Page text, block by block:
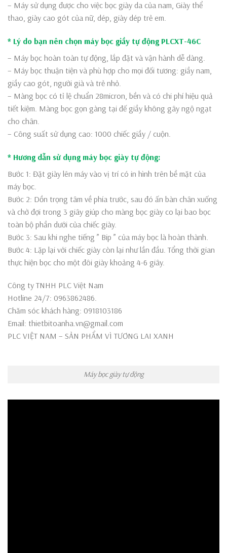
– Máy sử dụng được cho việc bọc giày da của nam, Giày thể
thao, giày cao gót của nữ, dép, giày dép trẻ em.
* Lý do bạn nên chọn máy bọc giầy tự động PLCXT-46C
– Máy bọc hoàn toàn tự động, lắp đặt và vận hành dễ dàng.
– Máy bọc thuận tiện và phù hợp cho mọi đối tương: giầy nam,
giầy cao gót, người già và trẻ nhỏ.
– Màng bọc có tỉ lệ chuẩn 28micron, bền và có chi phí hiệu quả
tiết kiệm. Màng bọc gọn gàng tại đế giầy không gây ngộ ngạt
cho chân.
– Công suất sử dụng cao: 1000 chiếc giầy / cuộn.
* Hương dẫn sử dụng máy bọc giày tự động:
Bước 1: Đặt giày lên máy vào vị trí có in hình trên bề mặt của
máy bọc.
Bước 2: Dồn trọng tâm về phía trước, sau đó ấn bàn chân xuống
và chờ đợi trong 3 giây giúp cho màng bọc giày co lại bao bọc
toàn bộ phần dưới của chiếc giày.
Bước 3: Sau khi nghe tiếng ” Bip ” của máy bọc là hoàn thành.
Bước 4: Lặp lại với chiếc giày còn lại như lần đầu. Tổng thời gian
thực hiện bọc cho một đôi giày khoảng 4-6 giây.
Công ty TNHH PLC Việt Nam
Hotline 24/7: 0963862486.
Chăm sóc khách hàng: 0918103186
Email: thietbitoanha.vn@gmail.com
PLC VIỆT NAM – SẢN PHẨM VÌ TƯƠNG LAI XANH
Máy bọc giày tự động